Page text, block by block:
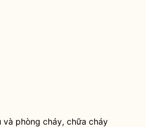
và phòng cháy, chữa cháy